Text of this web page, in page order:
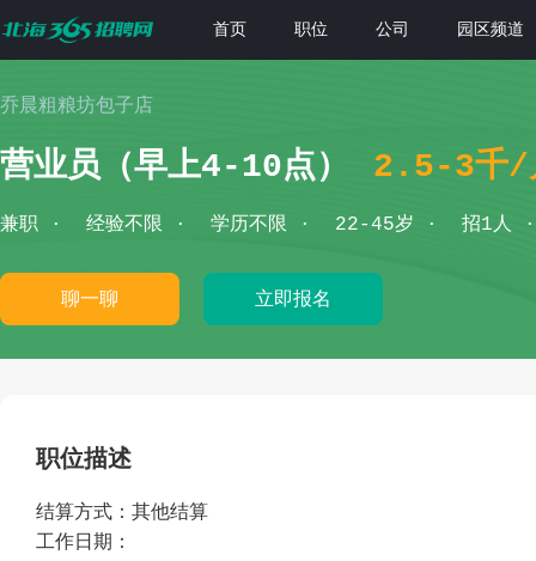
首页 职位 公司 园区频道
乔晨粗粮坊包子店
营业员（早上4-10点） 2.5-3千/
兼职 经验不限 学历不限 22-45岁 招1人
聊一聊 立即报名
职位描述
结算方式：其他结算
工作日期：